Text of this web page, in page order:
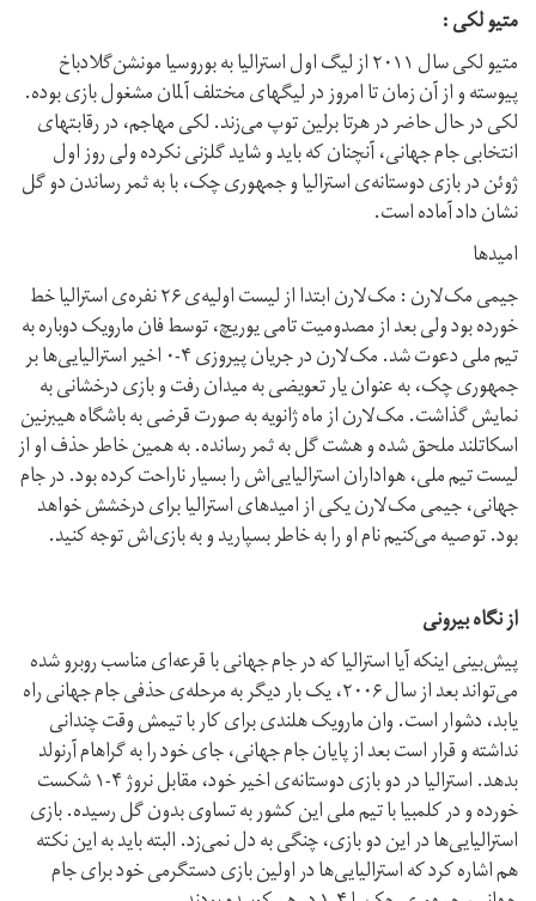
متیو لکی :
متیو لکی سال ۲۰۱۱ از لیگ اول استرالیا به بوروسیا مونشن‌گلادباخ
پیوسته و از آن زمان تا امروز در لیگهای مختلف آلمان مشغول بازی بوده.
لکی در حال حاضر در هرتا برلین توپ می‌زند. لکی مهاجم، در رقابتهای
انتخابی جام جهانی، آنچنان که باید و شاید گلزنی نکرده ولی روز اول
ژوئن در بازی دوستانه‌ی استرالیا و جمهوری چک، با به ثمر رساندن دو گل
نشان داد آماده است.
امیدها
جیمی مک‌لارن : مک‌لارن ابتدا از لیست اولیه‌ی ۲۶ نفره‌ی استرالیا خط
خورده بود ولی بعد از مصدومیت تامی یوریچ، توسط فان مارویک دوباره به
تیم ملی دعوت شد. مک‌لارن در جریان پیروزی ۴-۰ اخیر استرالیایی‌ها بر
جمهوری چک، به عنوان یار تعویضی به میدان رفت و بازی درخشانی به
نمایش گذاشت. مک‌لارن از ماه ژانویه به صورت قرضی به باشگاه هیبرنین
اسکاتلند ملحق شده و هشت گل به ثمر رسانده. به همین خاطر حذف او از
لیست تیم ملی، هواداران استرالیایی‌اش را بسیار ناراحت کرده بود. در جام
جهانی، جیمی مک‌لارن یکی از امیدهای استرالیا برای درخشش خواهد
بود. توصیه می‌کنیم نام او را به خاطر بسپارید و به بازی‌‌اش توجه کنید.
از نگاه بیرونی
پیش‌بینی اینکه آیا استرالیا که در جام جهانی با قرعه‌ای مناسب روبرو شده
می‌تواند بعد از سال ۲۰۰۶، یک بار دیگر به مرحله‌ی حذفی جام جهانی راه
یابد، دشوار است. وان مارویک هلندی برای کار با تیمش وقت چندانی
نداشته و قرار است بعد از پایان جام جهانی، جای خود را به گراهام آرنولد
بدهد. استرالیا در دو بازی دوستانه‌ی اخیر خود، مقابل نروژ ۴-۱ شکست
خورده و در کلمبیا با تیم ملی این کشور به تساوی بدون گل رسیده. بازی
استرالیایی‌ها در این دو بازی، چنگی به دل نمی‌زد. البته باید به این نکته
هم اشاره کرد که استرالیایی‌ها در اولین بازی دستگرمی خود برای جام